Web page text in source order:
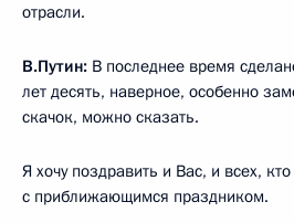
отрасли.
В.Путин: В последнее время
лет десять, наверное, особенно
скачок, можно сказать.
Я хочу поздравить и Вас, и всех,
с приближающимся праздником.